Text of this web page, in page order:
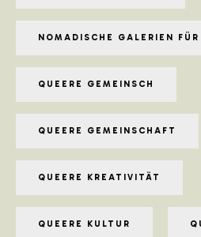
NOMADISCHE GALERIEN
QUEERE GEMEINSCH
QUEERE GEMEINSCHAFT
QUEERE KREATIVITÄT
QUEERE KULTUR